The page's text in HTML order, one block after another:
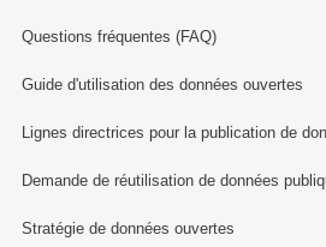
Questions fréquentes (FAQ)
Guide d'utilisation des données ouvertes
Lignes directrices pour la publication de
Demande de réutilisation de données
Stratégie de données ouvertes